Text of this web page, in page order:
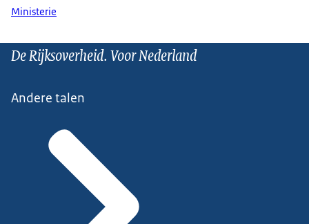
Ministerie
De Rijksoverheid. Voor Nederland
Andere talen